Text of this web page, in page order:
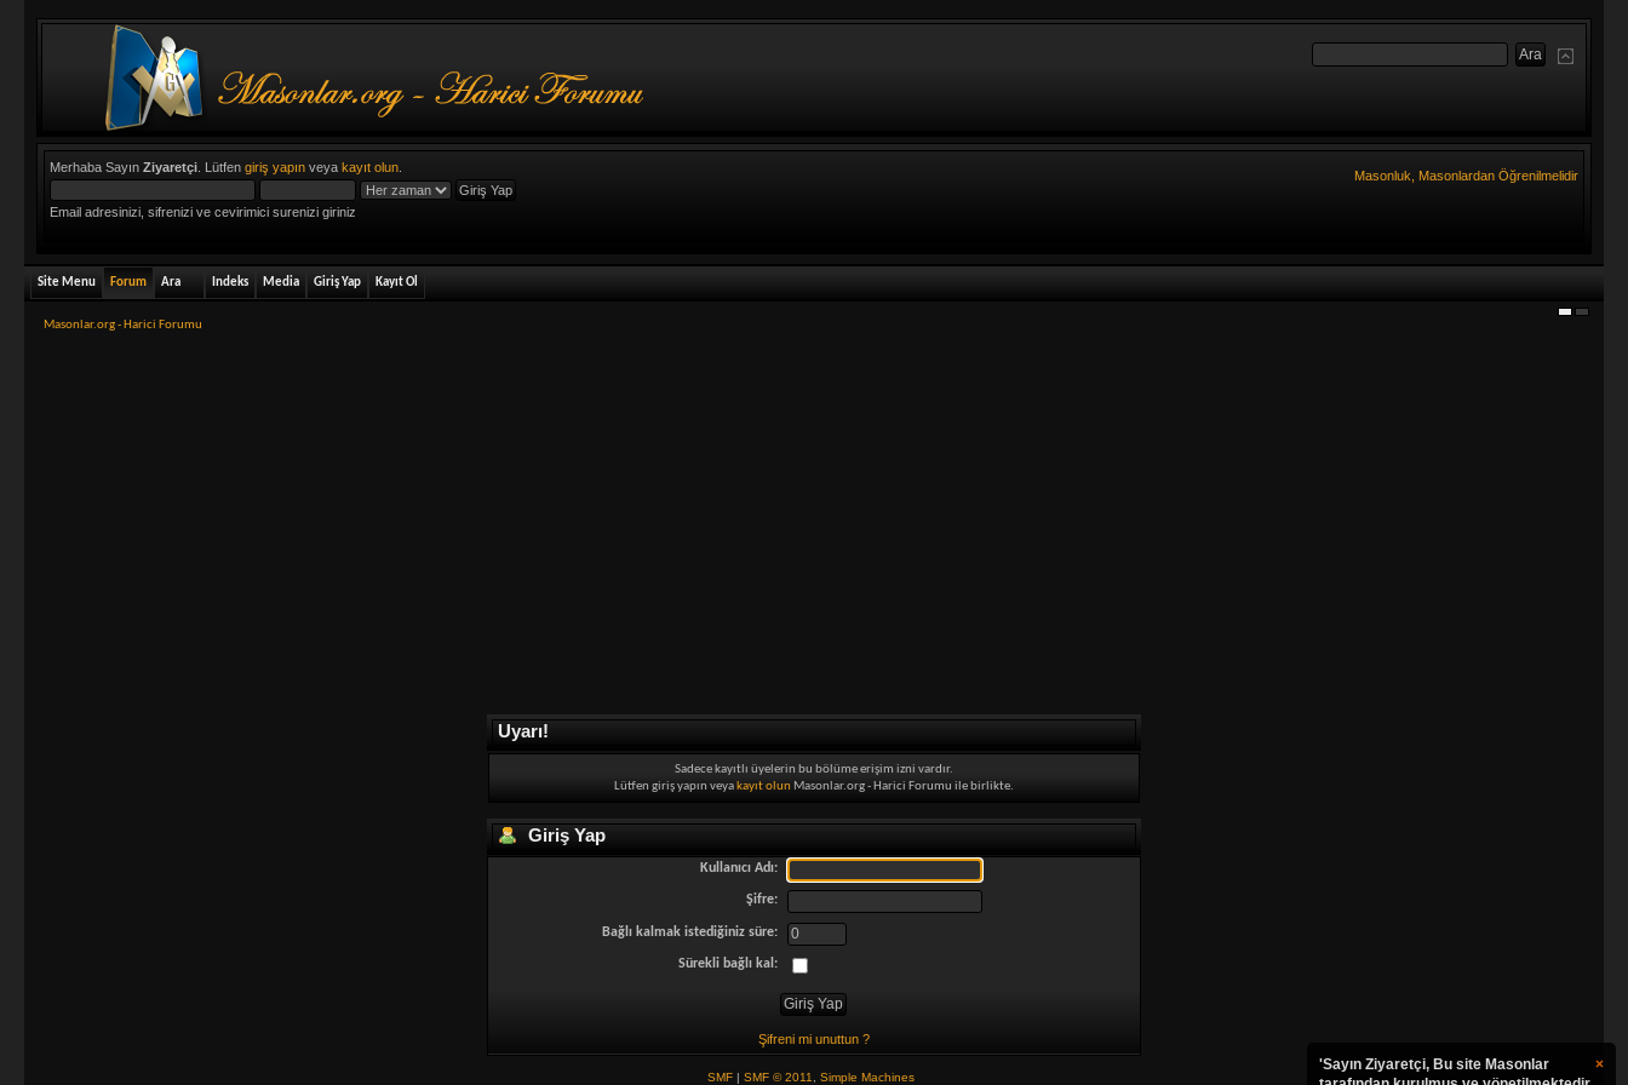
Merhaba SayınZiyaretçi . Lütfengiriş yapın veyakayıt olun
Email adresinizi, sifrenizi ve cevirimici surenizi giriniz
Masonluk, Masonlardan Öğrenilmelidir
Site Menu Forum Ara Indeks Media Giriş Yap Kayıt Ol
Masonlar.org - Harici Forumu
Uyarı!
Sadece kayıtlı üyelerin bu bölüme erişim izni vardır.
Lütfen giriş yapın veya kayıt olun Masonlar.org - Harici Forumu ile birlikte.
Giriş Yap
Kullanıcı Adı:
Şifre:
Bağlı kalmak istediğiniz süre:
Sürekli bağlı kal:
Şifreni mi unuttun ?
SMF| SMF © 2011, Simple Machines
×
'Sayın Ziyaretçi, Bu site Masonlar